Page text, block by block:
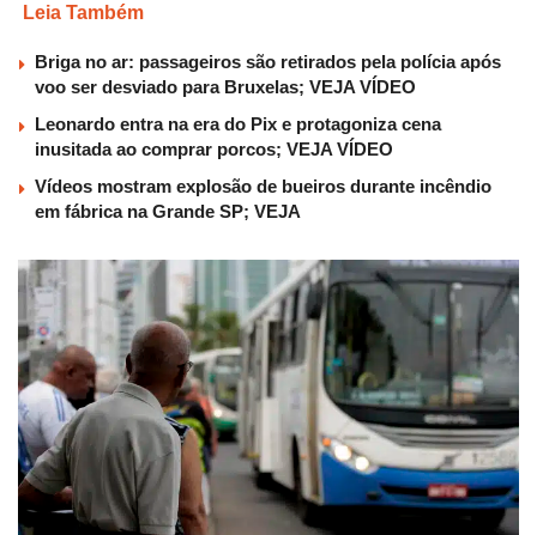
Leia Também
Briga no ar: passageiros são retirados pela polícia após
voo ser desviado para Bruxelas; VEJA VÍDEO
Leonardo entra na era do Pix e protagoniza cena
inusitada ao comprar porcos; VEJA VÍDEO
Vídeos mostram explosão de bueiros durante incêndio
em fábrica na Grande SP; VEJA